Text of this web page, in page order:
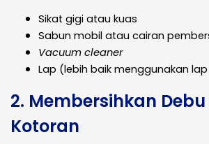
Sikat gigi atau kuas
Sabun mobil atau cairan
Vacuum cleaner
Lap (lebih baik menggunakan lap
2. Membersihkan
Kotoran